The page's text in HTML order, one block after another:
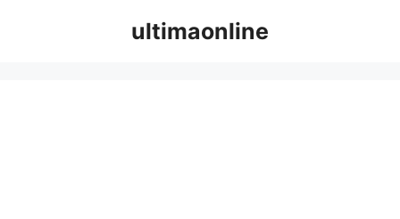
ultimaonline